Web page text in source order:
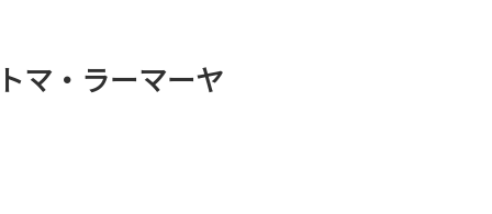
マ・ラーマーヤ